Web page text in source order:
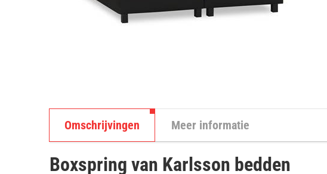
Omschrijvingen Meer informatie
Boxspring van Karlsson bedden